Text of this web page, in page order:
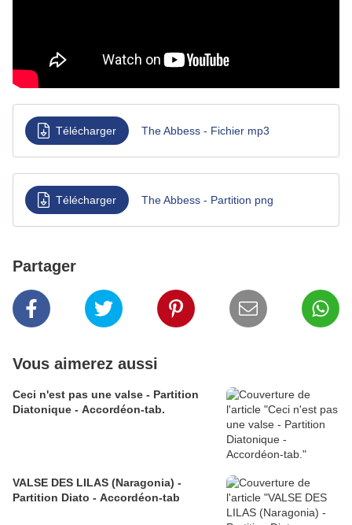
Télécharger The Abbess - Fichier mp3
Télécharger The Abbess - Partition png
Partager
Vous aimerez aussi
Ceci n'est pas une valse - Partition
Diatonique - Accordéon-tab.
VALSE DES LILAS (Naragonia) -
Partition Diato - Accordéon-tab